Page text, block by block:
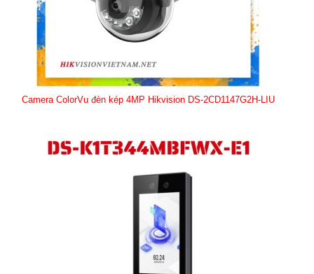
Camera ColorVu đèn kép 4MP Hikvision DS-2CD1147G2H-LIU